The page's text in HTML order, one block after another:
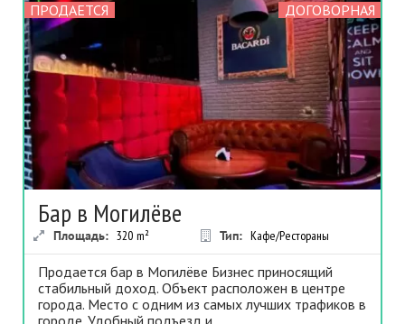
ПРОДАЕТСЯ ДОГОВОРНАЯ
Бар в Могилёве
Площадь: 320 m² Тип: Кафе/Рестораны
Продается бар в Могилёве Бизнес приносящий
стабильный доход. Объект расположен в центре
города. Место с одним из самых лучших трафиков в
городе. Удобный подъезд и...